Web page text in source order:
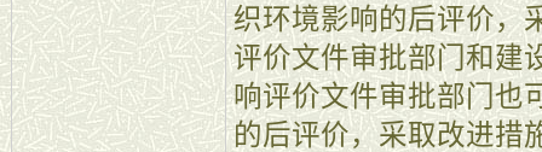
织环境影响的后评价，
评价文件审批部门和建
响评价文件审批部门也
的后评价，采取改进措